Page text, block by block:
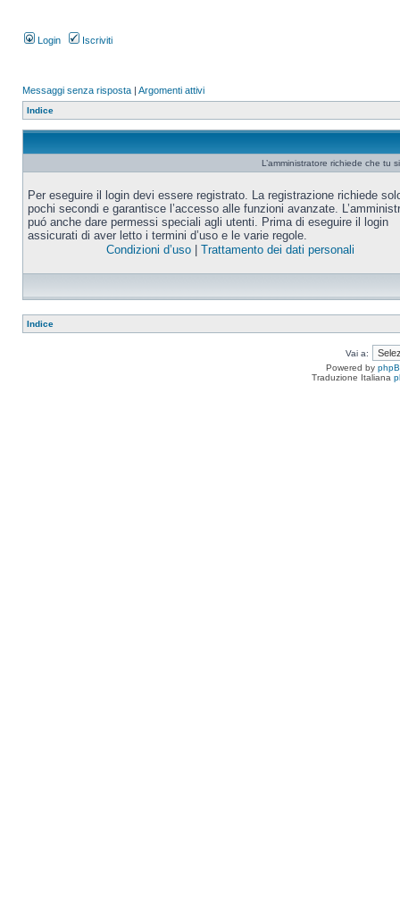
Login Iscriviti
Messaggi senza risposta | Argomenti attivi
Indice
L’amministratore richiede che tu
Per eseguire il login devi essere registrato. La registrazione richiede
pochi secondi e garantisce l’accesso alle funzioni avanzate.
puó anche dare permessi speciali agli utenti. Prima di eseguire il login
assicurati di aver letto i termini d’uso e le varie regole.
Condizioni d’uso| Trattamento dei dati personali
Indice
Vai a:
Powered by
Traduzione Italiana